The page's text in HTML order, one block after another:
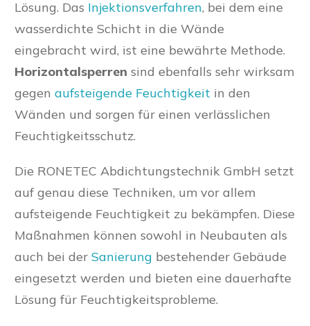
Lösung. Das Injektionsverfahren, bei dem eine
wasserdichte Schicht in die Wände
eingebracht wird, ist eine bewährte Methode.
Horizontalsperren sind ebenfalls sehr wirksam
gegen aufsteigende Feuchtigkeit in den
Wänden und sorgen für einen verlässlichen
Feuchtigkeitsschutz.
Die RONETEC Abdichtungstechnik GmbH setzt
auf genau diese Techniken, um vor allem
aufsteigende Feuchtigkeit zu bekämpfen. Diese
Maßnahmen können sowohl in Neubauten als
auch bei der Sanierung bestehender Gebäude
eingesetzt werden und bieten eine dauerhafte
Lösung für Feuchtigkeitsprobleme.